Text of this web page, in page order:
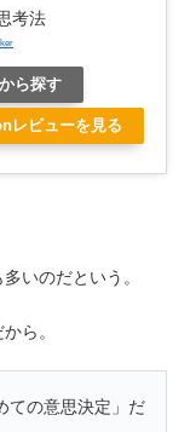
考法
ら探す
レビューを見る
いのだという。
ら。
ての意思決定」だ